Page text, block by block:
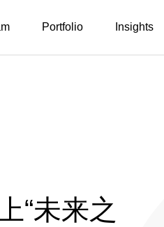
Portfolio Insights
“未来之